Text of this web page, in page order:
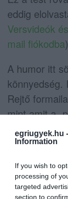
egriugyek.hu -
Information
If you wish to
processing of
targeted
section to
eddig
Versvideók
mail fiókodba)
A humor itt
könnyedség.
Rejtő
mint amit a
bohózatot,
útiregényt,
regényt, a
álnevet, az